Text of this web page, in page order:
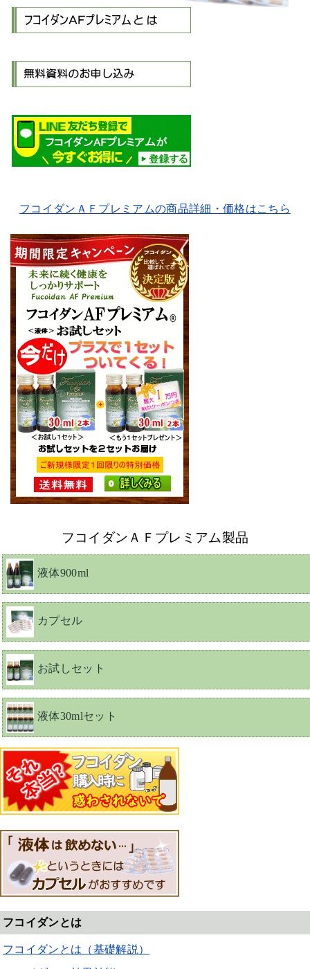
フコイダンＡＦプレミアムの商品詳細・価格はこちら
フコイダンＡＦプレミアム製品
液体900ml
カプセル
お試しセット
液体30mlセット
フコイダンとは
フコイダンとは（基礎解説）